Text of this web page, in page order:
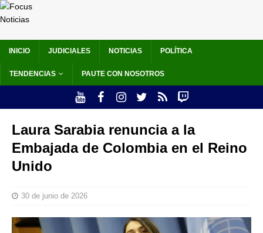
INICIO JUDICIALES NOTICIAS POLÍTICA
TENDENCIAS PAUTE CON NOSOTROS
Laura Sarabia renuncia a la
Embajada de Colombia en el Reino
Unido
30 de junio de 2026